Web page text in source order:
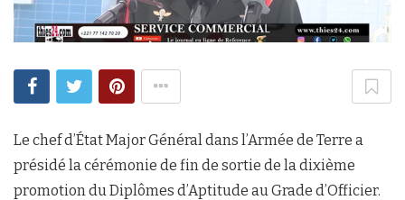
Le chef d’État Major Général dans l’Armée de Terre a
présidé la cérémonie de fin de sortie de la dixième
promotion du Diplômes d’Aptitude au Grade d’Officier.